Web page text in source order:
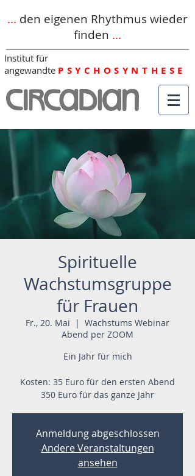
... den eigenen Rhythmus wieder
finden ...
Institut für
angewandte PSYCHOSYNTHESE
Spirituelle
Wachstumsgruppe
für Frauen
Fr., 20. Mai
  |
Wachstums Webinar
Abend per ZOOM
Ein Jahr für mich
Kosten: 35 Euro für den ersten Abend
350 Euro für das ganze Jahr
Anmeldung abgeschlossen
Andere Veranstaltungen
ansehen